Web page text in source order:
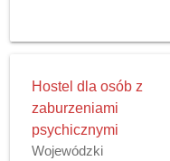
Hostel dla osób z
zaburzeniami
psychicznymi
Wojewódzki